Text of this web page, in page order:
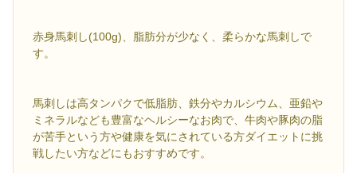
赤身馬刺し(100g)、脂肪分が少なく、柔らかな馬刺しで
す。
馬刺しは高タンパクで低脂肪、鉄分やカルシウム、亜鉛や
ミネラルなども豊富なヘルシーなお肉で、牛肉や豚肉の脂
が苦手という方や健康を気にされている方ダイエットに挑
戦したい方などにもおすすめです。